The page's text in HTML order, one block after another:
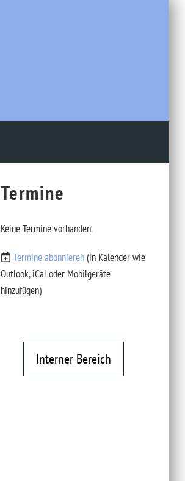
Termine
Keine Termine vorhanden.
Termine abonnieren(in Kalender wie
Outlook, iCal oder Mobilgeräte
hinzufügen)
Interner Bereich